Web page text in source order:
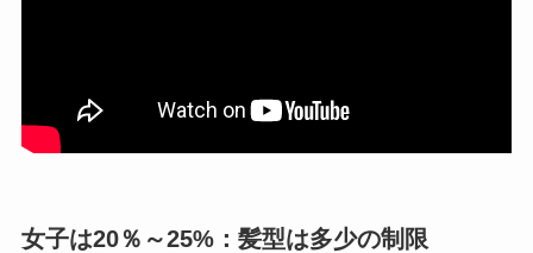
女子は20％～25%：髪型は多少の制限